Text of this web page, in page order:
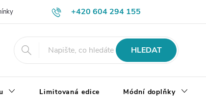
+420 604 294 155
Výměna, vrácení a reklamace zboží
HLEDAT
Limitovaná edice Módní doplňky